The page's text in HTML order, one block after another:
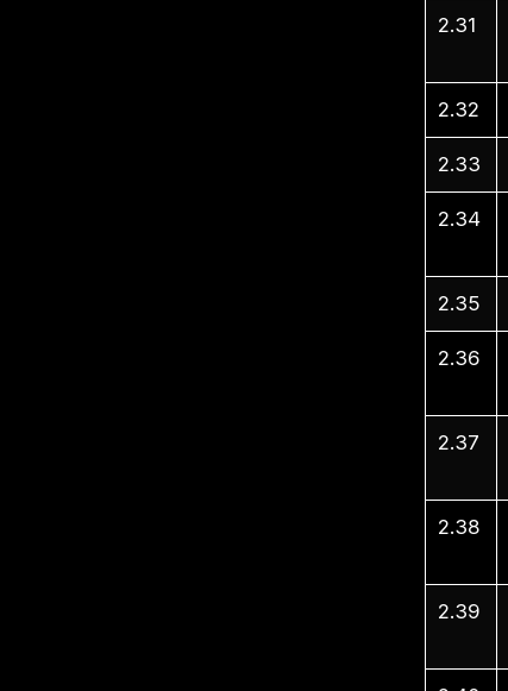
2.31
2.32
2.33
2.34
2.35
2.36
2.37
2.38
2.39